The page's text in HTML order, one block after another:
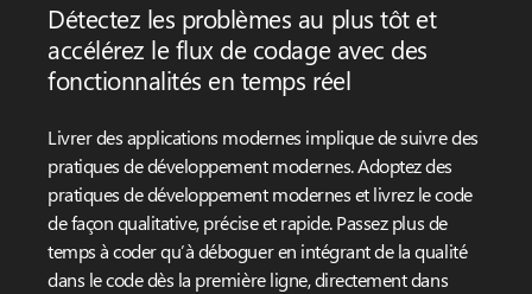
Détectez les problèmes au plus tôt et
accélérez le flux de codage avec des
fonctionnalités en temps réel
Livrer des applications modernes implique de suivre des
pratiques de développement modernes. Adoptez des
pratiques de développement modernes et livrez le code
de façon qualitative, précise et rapide. Passez plus de
temps à coder qu’à déboguer en intégrant de la qualité
dans le code dès la première ligne, directement dans